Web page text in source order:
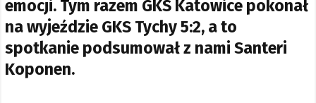
emocji. Tym razem GKS Katowice pokonał
na wyjeździe GKS Tychy 5:2, a to
spotkanie podsumował z nami Santeri
Koponen.